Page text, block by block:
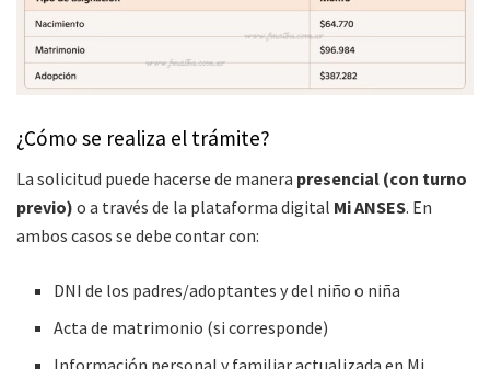
¿Cómo se realiza el trámite?
La solicitud puede hacerse de manera presencial (con turno
previo) o a través de la plataforma digital Mi ANSES. En
ambos casos se debe contar con:
DNI de los padres/adoptantes y del niño o niña
Acta de matrimonio (si corresponde)
Información personal y familiar actualizada en Mi